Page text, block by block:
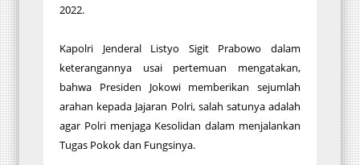
2022.
Kapolri Jenderal Listyo Sigit Prabowo dalam
keterangannya usai pertemuan mengatakan,
bahwa Presiden Jokowi memberikan sejumlah
arahan kepada Jajaran Polri, salah satunya adalah
agar Polri menjaga Kesolidan dalam menjalankan
Tugas Pokok dan Fungsinya.